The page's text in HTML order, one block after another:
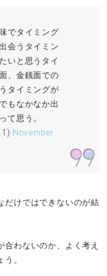
でタイミング
会うタイミン
いと思うタイ
、金銭面での
タイミングが
もなかなか出
て思う。
November
だけではできないのが結
わないのか、よく考え
。